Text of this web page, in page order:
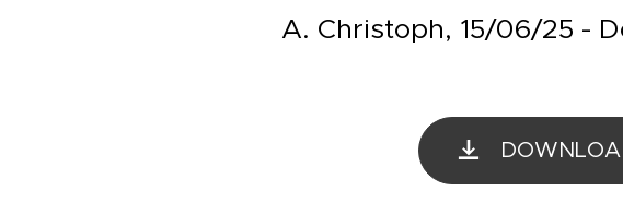
A. Christoph, 15/06/25 -